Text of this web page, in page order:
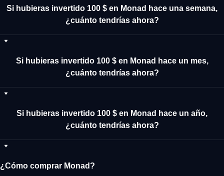
Si hubieras invertido 100 $ en Monad hace una semana,
¿cuánto tendrías ahora?
Si hubieras invertido 100 $ en Monad hace un mes,
¿cuánto tendrías ahora?
Si hubieras invertido 100 $ en Monad hace un año,
¿cuánto tendrías ahora?
¿Cómo comprar Monad?